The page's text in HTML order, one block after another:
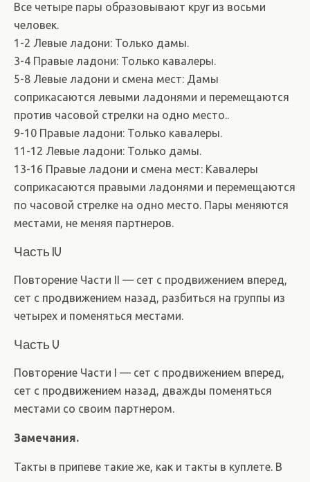
Все четыре пары образовывают круг из восьми
человек.
1-2 Левые ладони: Только дамы.
3-4 Правые ладони: Только кавалеры.
5-8 Левые ладони и смена мест: Дамы
соприкасаются левыми ладонями и перемещаются
против часовой стрелки на одно место..
9-10 Правые ладони: Только кавалеры.
11-12 Левые ладони: Только дамы.
13-16 Правые ладони и смена мест: Кавалеры
соприкасаются правыми ладонями и перемещаются
по часовой стрелке на одно место. Пары меняются
местами, не меняя партнеров.
Часть IV
Повторение Части II — сет с продвижением вперед,
сет с продвижением назад, разбиться на группы из
четырех и поменяться местами.
Часть V
Повторение Части I — сет с продвижением вперед,
сет с продвижением назад, дважды поменяться
местами со своим партнером.
Замечания.
Такты в припеве такие же, как и такты в куплете. В